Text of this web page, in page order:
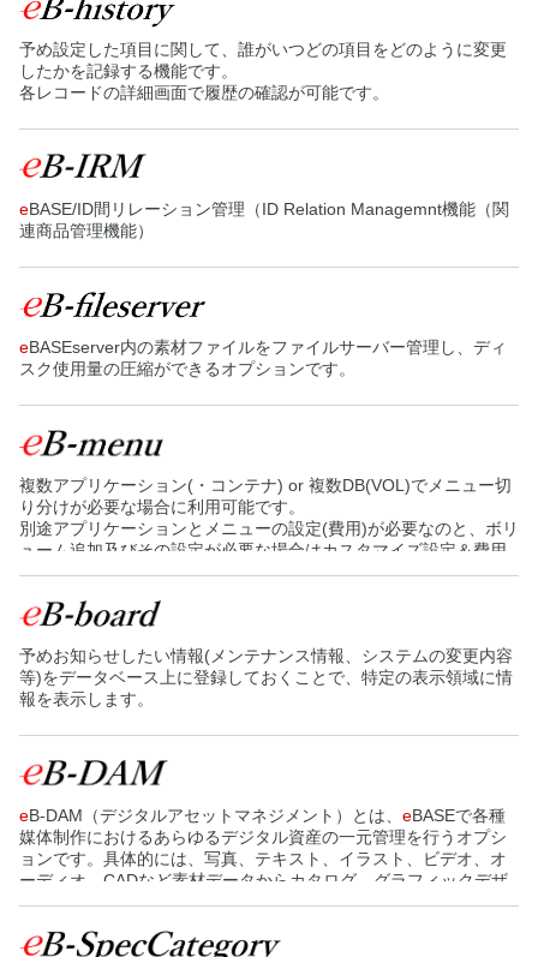
予め設定した項目に関して、誰がいつどの項目をどのように変更
したかを記録する機能です。
各レコードの詳細画面で履歴の確認が可能です。
eBASE/ID間リレーション管理（ID Relation Managemnt機能（関
連商品管理機能）
eBASEserver内の素材ファイルをファイルサーバー管理し、ディ
スク使用量の圧縮ができるオプションです。
複数アプリケーション(・コンテナ) or 複数DB(VOL)でメニュー切
り分けが必要な場合に利用可能です。
別途アプリケーションとメニューの設定(費用)が必要なのと、ボリ
ューム追加及びその設定が必要な場合はカスタマイズ設定＆費用
が必要です。
予めお知らせしたい情報(メンテナンス情報、システムの変更内容
等)をデータベース上に登録しておくことで、特定の表示領域に情
報を表示します。
eB-DAM（デジタルアセットマネジメント）とは、 eBASEで各種
媒体制作におけるあらゆるデジタル資産の一元管理を行うオプシ
ョンです。具体的には、写真、テキスト、イラスト、ビデオ、オ
ーディオ、CADなど素材データからカタログ、グラフィックデザ
イン、映像、WEBなどのコンテンツまで、eB-DAMでデータを一
や再利用が容易に行えるようになるため、媒体制作環境における